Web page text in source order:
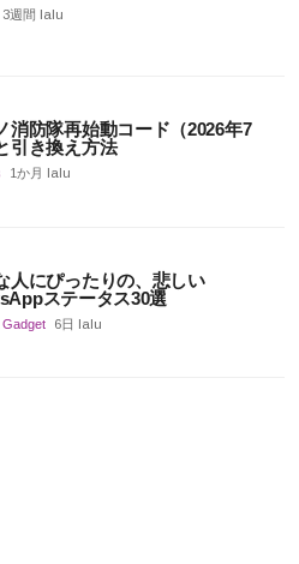
3週間 lalu
消防隊再始動コード（2026年7
引き換え方法
1か月 lalu
人にぴったりの、悲しい
ステータス30選
Gadget 6日 lalu